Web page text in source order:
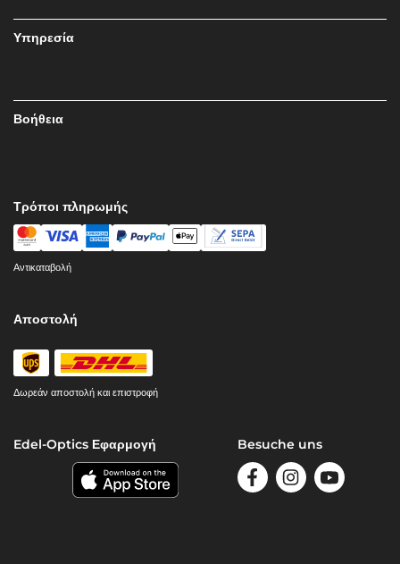
Υπηρεσία
Βοήθεια
Τρόποι πληρωμής
Αντικαταβολή
Αποστολή
Δωρεάν αποστολή και επιστροφή
Edel-Optics Εφαρμογή Besuche uns